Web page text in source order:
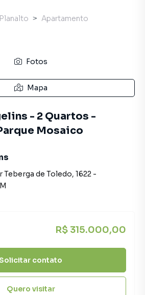
Planalto
Apartamento
Fotos
Mapa
- 2 Quartos -
Mosaico
Teberga de Toledo, 1622 -
R$ 315.000,00
contato
Quero visitar